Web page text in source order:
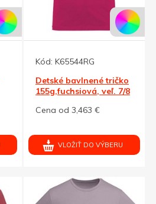
Kód: K65544RG
Detské bavlnené tričko
155g,fuchsiová, veľ. 7/8
Cena od 3,463 €
VLOŽIŤ DO VÝBERU